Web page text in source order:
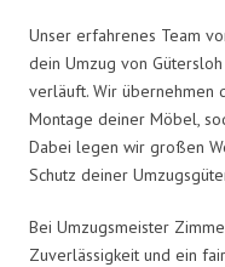
Unser erfahrenes Team
dein Umzug von
verläuft. Wir übernehmen
Montage deiner Möbel,
Dabei legen wir großen
Schutz deiner
Bei Umzugsmeister
Zuverlässigkeit und ein